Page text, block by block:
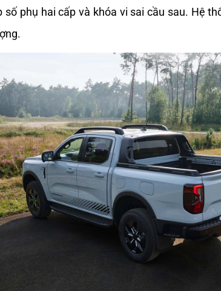
số phụ hai cấp và khóa vi sai cầu sau. Hệ